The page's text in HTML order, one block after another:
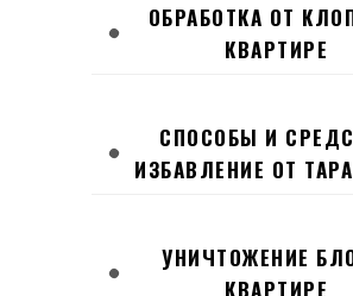
ОБРАБОТКА ОТ
КВАРТИРЕ
СПОСОБЫ И
ИЗБАВЛЕНИЕ ОТ
УНИЧТОЖЕНИЕ
КВАРТИРЕ